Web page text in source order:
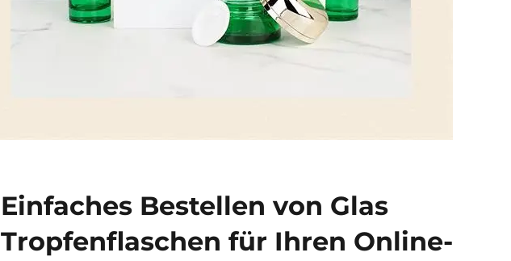
Einfaches Bestellen von Glas
Tropfenflaschen für Ihren Online-